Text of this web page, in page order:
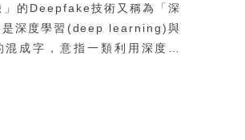
」的Deepfake技術又稱為「深
是深度學習(deep learning)與
成字，意指一類利用深度學